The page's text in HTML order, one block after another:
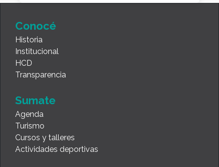
Conocé
Historia
Institucional
HCD
Transparencia
Sumate
Agenda
Turismo
Cursos y talleres
Actividades deportivas